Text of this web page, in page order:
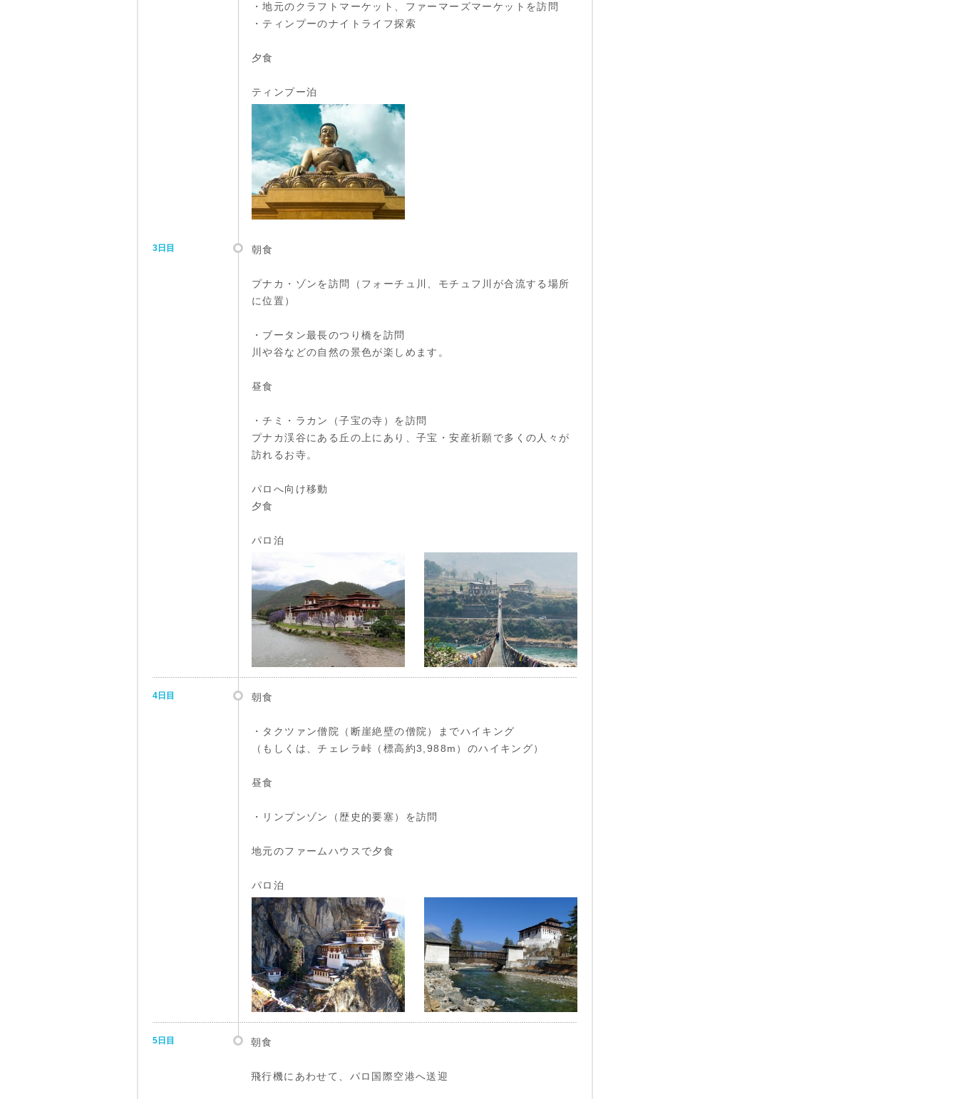
・地元のクラフトマーケット、ファーマーズマーケットを訪問
・ティンプーのナイトライフ探索
夕食
ティンプー泊
3日目 朝食
プナカ・ゾンを訪問（フォーチュ川、モチュフ川が合流する場所
に位置）
・ブータン最長のつり橋を訪問
川や谷などの自然の景色が楽しめます。
昼食
・チミ・ラカン（子宝の寺）を訪問
プナカ渓谷にある丘の上にあり、子宝・安産祈願で多くの人々が
訪れるお寺。
パロへ向け移動
夕食
パロ泊
4日目 朝食
・タクツァン僧院（断崖絶壁の僧院）までハイキング
（もしくは、チェレラ峠（標高約3,988m）のハイキング）
昼食
・リンプンゾン（歴史的要塞）を訪問
地元のファームハウスで夕食
パロ泊
5日目 朝食
飛行機にあわせて、パロ国際空港へ送迎